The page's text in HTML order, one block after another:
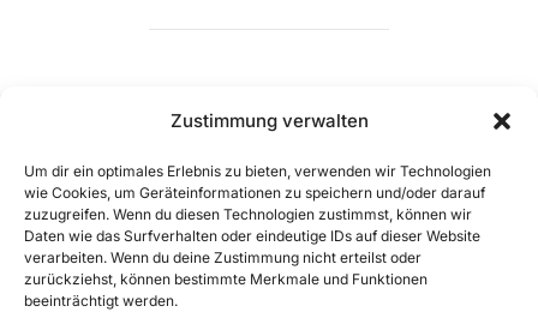
Zustimmung verwalten
Um dir ein optimales Erlebnis zu bieten, verwenden wir Technologien
wie Cookies, um Geräteinformationen zu speichern und/oder darauf
zuzugreifen. Wenn du diesen Technologien zustimmst, können wir
Daten wie das Surfverhalten oder eindeutige IDs auf dieser Website
verarbeiten. Wenn du deine Zustimmung nicht erteilst oder
zurückziehst, können bestimmte Merkmale und Funktionen
beeinträchtigt werden.
VERFASST VON
David